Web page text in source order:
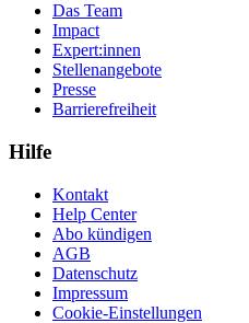
Das Team
Impact
Expert:innen
Stellenangebote
Presse
Barrierefreiheit
Hilfe
Kontakt
Help Center
Abo kündigen
AGB
Datenschutz
Impressum
Cookie-Einstellungen